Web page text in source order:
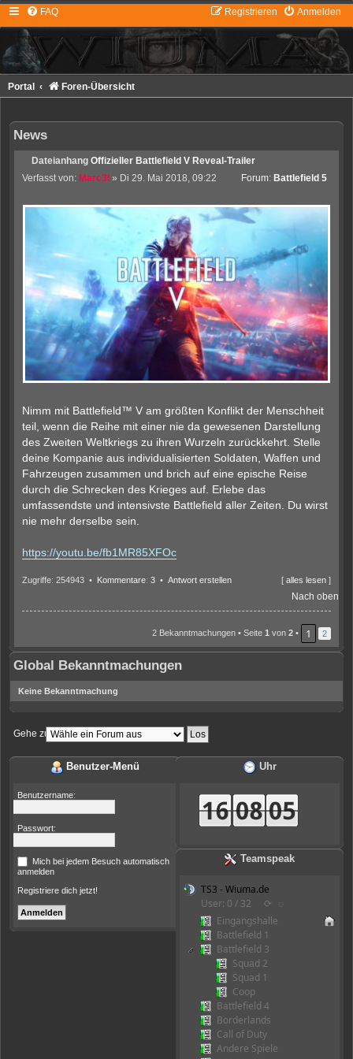
FAQ Anmelden
Registrieren
Portal Foren-Übersicht
News
Dateianhang Offizieller Battlefield V Reveal-Trailer
Verfasst von: Marc3l » Di 29. Mai 2018, 09:22 Forum: Battlefield 5
Nimm mit Battlefield™ V am größten Konflikt der Menschheit
teil, wenn die Reihe mit einer nie da gewesenen Darstellung
des Zweiten Weltkriegs zu ihren Wurzeln zurückkehrt. Stelle
deine Kompanie aus individualisierten Soldaten, Waffen und
Fahrzeugen zusammen und brich auf eine epische Reise
durch die Schrecken des Krieges auf. Erlebe das
umfassendste und intensivste Battlefield aller Zeiten. Du wirst
nie mehr derselbe sein.
https://youtu.be/fb1MR85XFOc
Zugriffe: 254943 • Kommentare: 3 • Antwort erstellen [ alles lesen ]
Nach oben
2 Bekanntmachungen • Seite 1 von 2 • 1 2
Global Bekanntmachungen
Keine Bekanntmachung
Gehe zu:
Benutzer-Menü
Benutzername:
Passwort:
Mich bei jedem Besuch automatisch
anmelden
Registriere dich jetzt!
Uhr
Teamspeak
TS3 - Wiuma.de
User: 0 / 32
⟳
Eingangshalle
Battlefield 1
Battlefield 3
Squad 2
Squad 1
Coop
Battlefield 4
Borderlands
Call of Duty
Andere Spiele